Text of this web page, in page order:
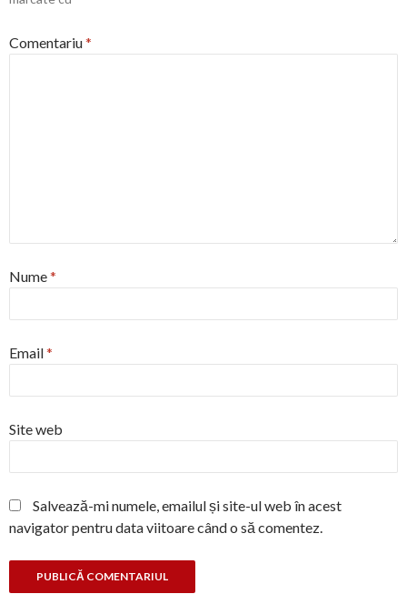
Comentariu*
Nume*
Email*
Site web
Salvează-mi numele, emailul și site-ul web în acest
navigator pentru data viitoare când o să comentez.